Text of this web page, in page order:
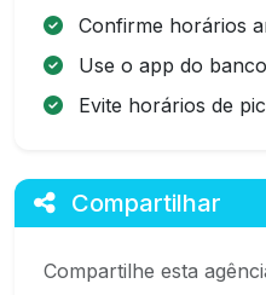
Confirme horários
Use o app do
Evite horários de
Compartilhar
Compartilhe esta